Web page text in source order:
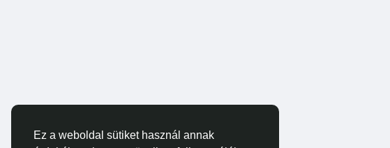
Ez a weboldal sütiket használ annak